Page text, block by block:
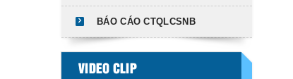
BÁO CÁO CTQLCSNB
VIDEO CLIP